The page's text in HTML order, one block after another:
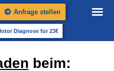
Anfrage stellen
Diagnose für 23€
beim: